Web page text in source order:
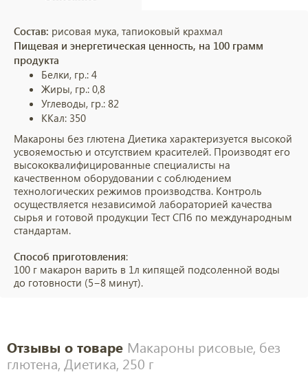
Состав: рисовая мука, тапиоковый крахмал
Пищевая и энергетическая ценность, на 100 грамм
продукта
Белки, гр.: 4
Жиры, гр.: 0,8
Углеводы, гр.: 82
ККал: 350
Макароны без глютена Диетика характеризуется высокой
усвояемостью и отсутствием красителей. Производят его
высококвалифицированные специалисты на
качественном оборудовании с соблюдением
технологических режимов производства. Контроль
осуществляется независимой лабораторией качества
сырья и готовой продукции Тест СПб по международным
стандартам.
Способ приготовления:
100 г макарон варить в 1л кипящей подсоленной воды
до готовности (5−8 минут).
Отзывы о товаре Макароны рисовые, без
глютена, Диетика, 250 г